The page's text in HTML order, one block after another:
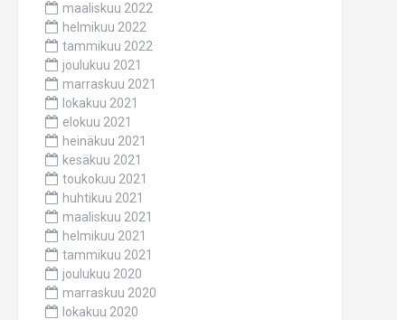
maaliskuu 2022
helmikuu 2022
tammikuu 2022
joulukuu 2021
marraskuu 2021
lokakuu 2021
elokuu 2021
heinäkuu 2021
kesäkuu 2021
toukokuu 2021
huhtikuu 2021
maaliskuu 2021
helmikuu 2021
tammikuu 2021
joulukuu 2020
marraskuu 2020
lokakuu 2020